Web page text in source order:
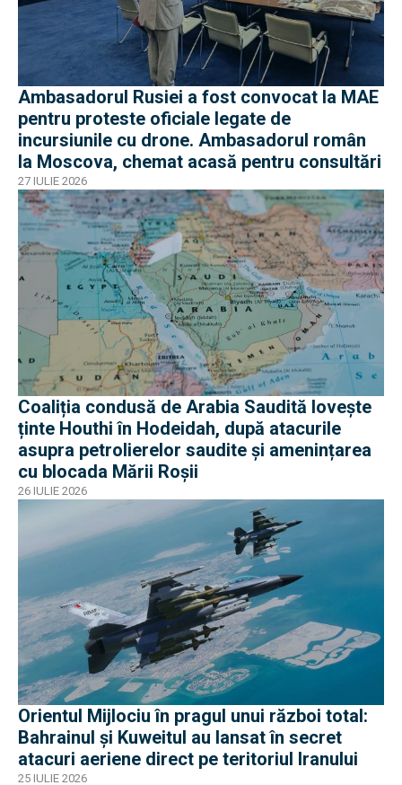
Ambasadorul Rusiei a fost convocat la MAE
pentru proteste oficiale legate de
incursiunile cu drone. Ambasadorul român
la Moscova, chemat acasă pentru consultări
27 IULIE 2026
Coaliția condusă de Arabia Saudită lovește
ținte Houthi în Hodeidah, după atacurile
asupra petrolierelor saudite și amenințarea
cu blocada Mării Roșii
26 IULIE 2026
Orientul Mijlociu în pragul unui război total:
Bahrainul și Kuweitul au lansat în secret
atacuri aeriene direct pe teritoriul Iranului
25 IULIE 2026